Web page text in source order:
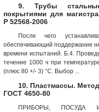
9. Трубы
покрытиями для
Р 52568-2006
После чего
обеспечивающий поддержание
времени испытаний. Б.4.
течение 1000 ч при
(плюс 80 +/- 3) °C. Выбор ...
10. Пластмассы.
ГОСТ 4650-80
ПРИБОРЫ, ПОСУДА